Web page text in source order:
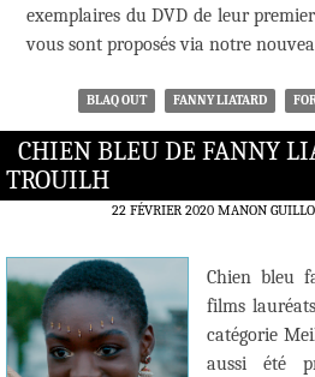
exemplaires du DVD de leur
vous sont proposés via notre
BLAQ OUT FANNY LIATARD
CHIEN BLEU DE FANNY
TROUILH
22 FÉVRIER 2020 MANON
Chien bleu
films
catégorie
aussi été